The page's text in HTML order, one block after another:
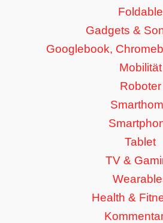
Foldable
Gadgets &
Googlebook,
Mobilität
Roboter
Tablet
TV &
Health &